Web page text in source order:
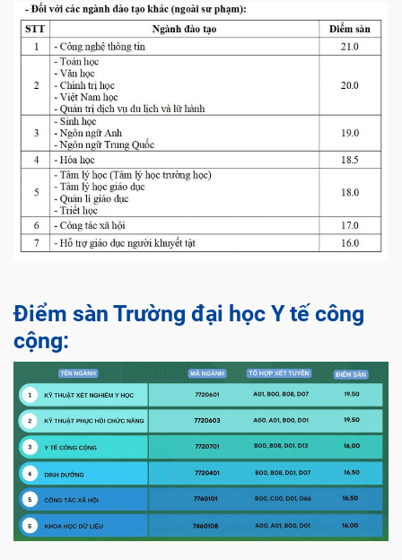
Điểm sàn Trường đại học Y tế công
cộng: